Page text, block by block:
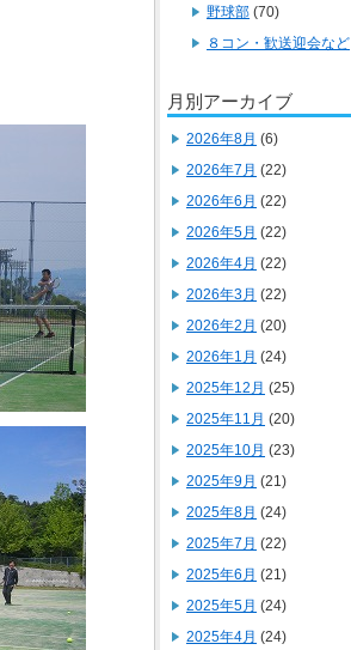
野球部 (70)
８コン・歓送迎会など
月別アーカイブ
2026年8月 (6)
2026年7月 (22)
2026年6月 (22)
2026年5月 (22)
2026年4月 (22)
2026年3月 (22)
2026年2月 (20)
2026年1月 (24)
2025年12月 (25)
2025年11月 (20)
2025年10月 (23)
2025年9月 (21)
2025年8月 (24)
2025年7月 (22)
2025年6月 (21)
2025年5月 (24)
2025年4月 (24)